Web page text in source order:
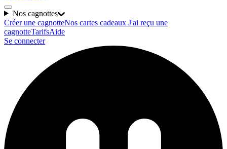
Nos cagnottes
Créer une cagnotteNos cartes cadeaux J'ai reçu une
cagnotteTarifsAide
Se connecter